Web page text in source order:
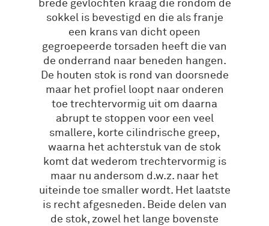
brede gevlochten kraag die rondom de
sokkel is bevestigd en die als franje
een krans van dicht opeen
gegroepeerde torsaden heeft die van
de onderrand naar beneden hangen.
De houten stok is rond van doorsnede
maar het profiel loopt naar onderen
toe trechtervormig uit om daarna
abrupt te stoppen voor een veel
smallere, korte cilindrische greep,
waarna het achterstuk van de stok
komt dat wederom trechtervormig is
maar nu andersom d.w.z. naar het
uiteinde toe smaller wordt. Het laatste
is recht afgesneden. Beide delen van
de stok, zowel het lange bovenste